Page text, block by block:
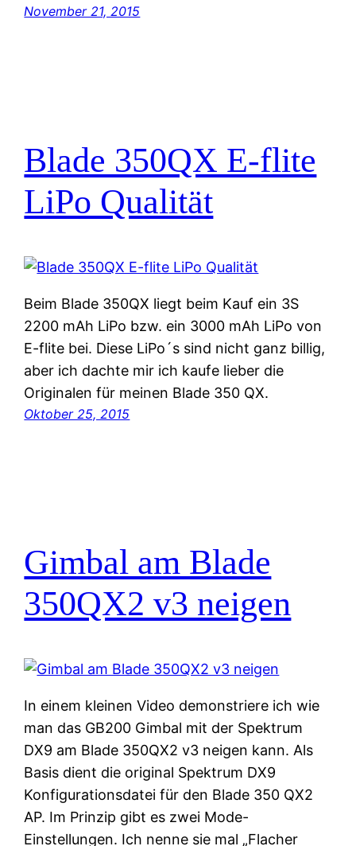
November 21, 2015
Blade 350QX E-flite
LiPo Qualität
Beim Blade 350QX liegt beim Kauf ein 3S
2200 mAh LiPo bzw. ein 3000 mAh LiPo von
E-flite bei. Diese LiPo´s sind nicht ganz billig,
aber ich dachte mir ich kaufe lieber die
Originalen für meinen Blade 350 QX.
Oktober 25, 2015
Gimbal am Blade
350QX2 v3 neigen
In einem kleinen Video demonstriere ich wie
man das GB200 Gimbal mit der Spektrum
DX9 am Blade 350QX2 v3 neigen kann. Als
Basis dient die original Spektrum DX9
Konfigurationsdatei für den Blade 350 QX2
AP. Im Prinzip gibt es zwei Mode-
Einstellungen. Ich nenne sie mal „Flacher